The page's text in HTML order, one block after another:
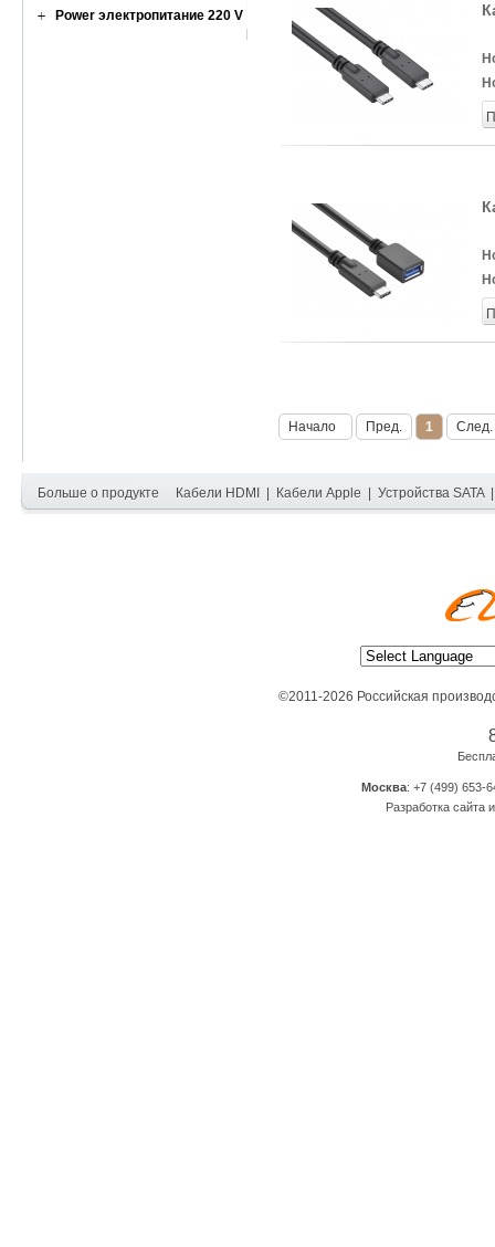
Power электропитание 220 V
Начало Пред. 1 След.
Больше о продукте Кабели HDMI Кабели Apple Устройства SATA
©2011-2026 Российская
Москва: +7 (499) 653-
Разработка сайта